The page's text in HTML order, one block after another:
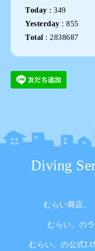
Today :349
Yesterday :855
Total : 2838687
Diving
むらい商店。
むらい。の
むらい。の公式